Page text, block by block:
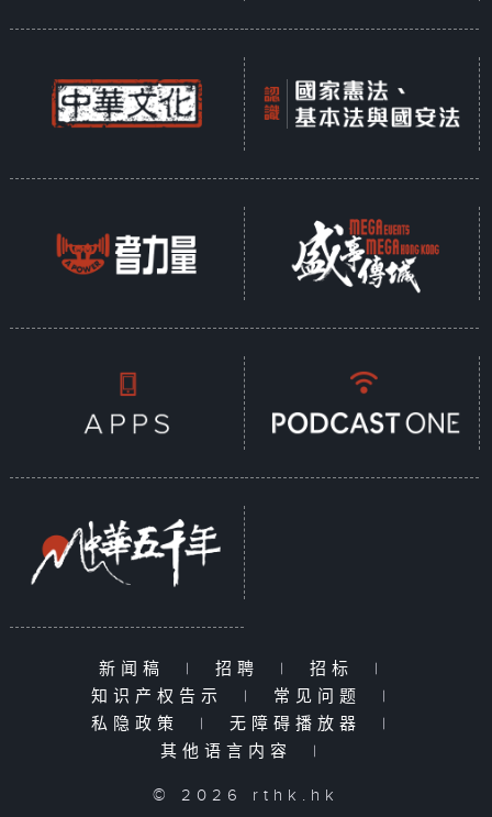
新闻稿 | 招聘 | 招标
|
知识产权告示
| 常见问题
|
私隐政策
| 无障碍播放器
|
其他语言内容
|
© 2026 rthk.hk